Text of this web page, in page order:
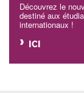
Découvrez le
destiné aux
internationaux !
ICI